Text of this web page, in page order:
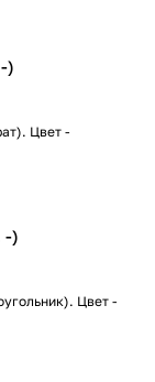
)
Цвет -
-)
Цвет -